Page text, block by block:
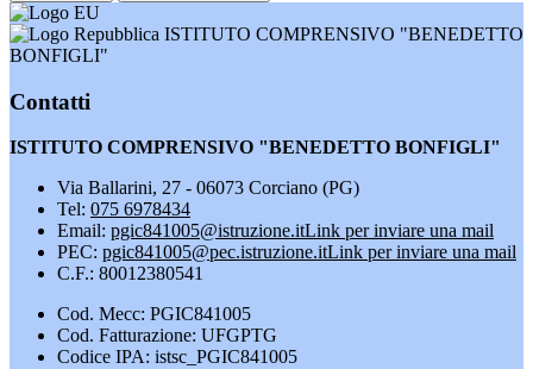
ISTITUTO COMPRENSIVO "BENEDETTO
BONFIGLI"
Contatti
ISTITUTO COMPRENSIVO "BENEDETTO BONFIGLI"
Via Ballarini, 27 - 06073 Corciano (PG)
Tel: 075 6978434
Email: pgic841005@istruzione.itLink per inviare una mail
PEC: pgic841005@pec.istruzione.itLink per inviare una mail
C.F.: 80012380541
Cod. Mecc: PGIC841005
Cod. Fatturazione: UFGPTG
Codice IPA: istsc_PGIC841005